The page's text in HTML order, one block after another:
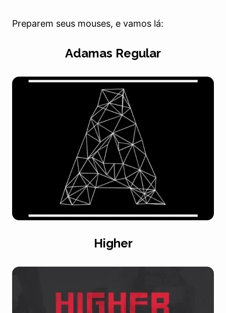
Preparem seus mouses, e vamos lá:
Adamas Regular
Higher